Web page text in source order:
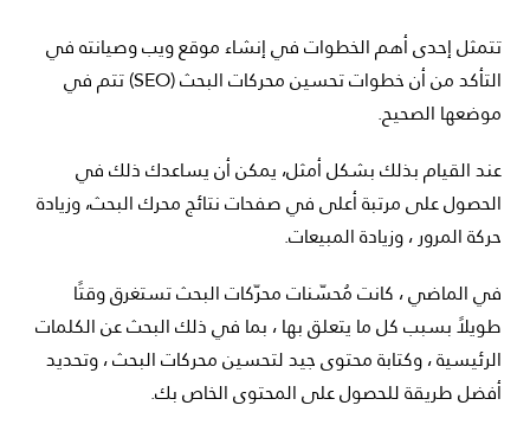
تتمثل إحدى أهم الخطوات في إنشاء موقع ويب وصيانته في
التأكد من أن خطوات تحسين محركات البحث (SEO) تتم في
موضعها الصحيح.
عند القيام بذلك بشكل أمثل، يمكن أن يساعدك ذلك في
الحصول على مرتبة أعلى في صفحات نتائج محرك البحث، وزيادة
حركة المرور ، وزيادة المبيعات.
في الماضي ، كانت مُحسّنات محرّكات البحث تستغرق وقتًا
طويلاً بسبب كل ما يتعلق بها ، بما في ذلك البحث عن الكلمات
الرئيسية ، وكتابة محتوى جيد لتحسين محركات البحث ، وتحديد
أفضل طريقة للحصول على المحتوى الخاص بك.